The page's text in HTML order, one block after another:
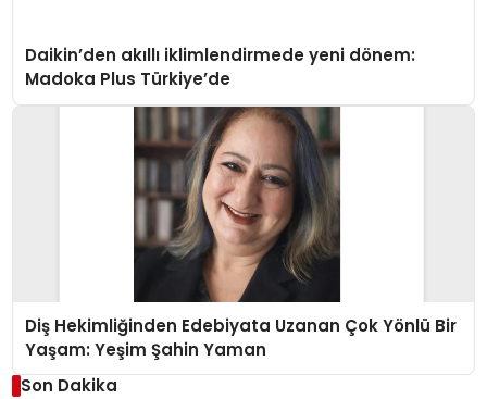
Daikin’den akıllı iklimlendirmede yeni dönem:
Madoka Plus Türkiye’de
Diş Hekimliğinden Edebiyata Uzanan Çok Yönlü Bir
Yaşam: Yeşim Şahin Yaman
Son Dakika